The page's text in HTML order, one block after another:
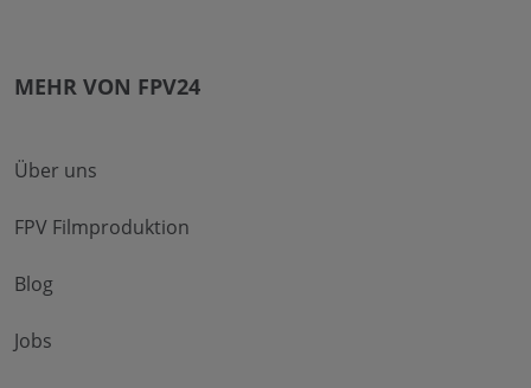
MEHR VON FPV24
Über uns
FPV Filmproduktion
Blog
Jobs